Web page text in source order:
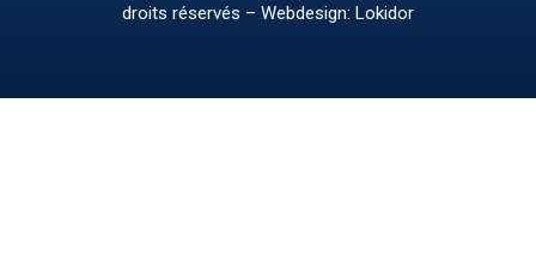
droits réservés – Webdesign: Lokidor